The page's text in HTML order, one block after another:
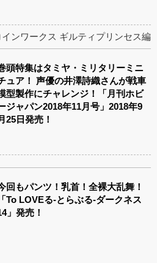
インワークス ギルティプリンセス編
頭特集はタミヤ・ミリタリーミニ
ュア！ 声優の井澤詩織さんが戦車
型製作にチャレンジ！「月刊ホビ
ジャパン2018年11月号」2018年9
25日発売！
回もパンツ！乳首！全裸大乱舞！
「To LOVEる-とらぶる-ダークネス
」発売！